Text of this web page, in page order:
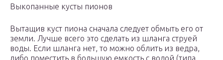
Выкопанные кусты пионов
Вытащив куст пиона сначала следует обмыть его от
земли. Лучше всего это сделать из шланга струей
воды. Если шланга нет, то можно облить из ведра,
либо поместить в большую емкость с водой (типа